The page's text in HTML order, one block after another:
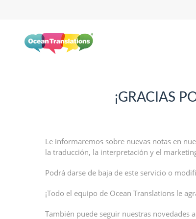
¡GRACIAS
Le informaremos sobre nuevas notas en
la traducción, la interpretación y el
Podrá darse de baja de este servicio o
¡Todo el equipo de Ocean Translations le
También puede seguir nuestras novedades